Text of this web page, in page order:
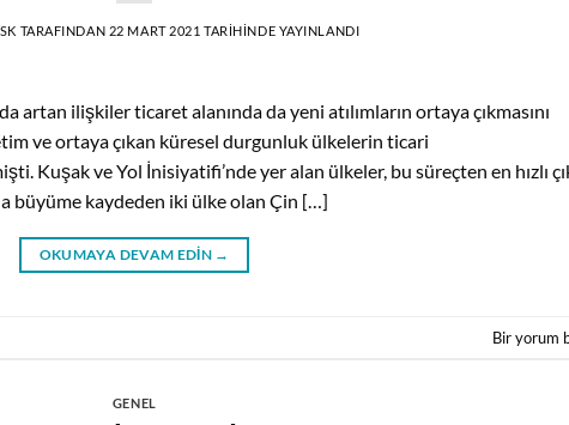
TARAFINDAN 22 MART 2021 TARIHINDE YAYINLANDI
artan ilişkiler ticaret alanında da yeni atılımların ortaya çıkmasını
ve ortaya çıkan küresel durgunluk ülkelerin ticari
Kuşak ve Yol İnisiyatifi’nde yer alan ülkeler, bu süreçten en hızlı
büyüme kaydeden iki ülke olan Çin […]
OKUMAYA DEVAM EDIN →
Bir yorum
GENEL